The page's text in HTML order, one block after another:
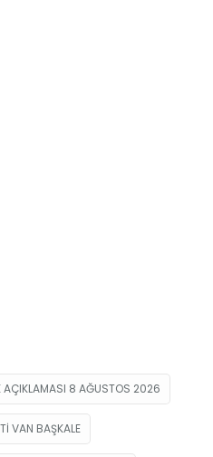
AÇIKLAMASI 8 AĞUSTOS 2026
VAN BAŞKALE